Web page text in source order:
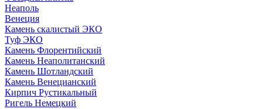
Неаполь
Венеция
Камень скалистый ЭКО
Туф ЭКО
Камень Флорентийский
Камень Неаполитанский
Камень Шотландский
Камень Венецианский
Кирпич Рустикальный
Ригель Немецкий